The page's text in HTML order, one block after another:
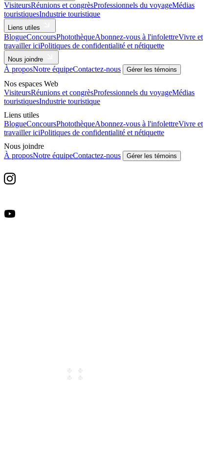
VisiteursRéunions et congrèsProfessionnels du voyageMédias
touristiquesIndustrie touristique
Liens utiles
BlogueConcoursPhotothèqueAbonnez-vous à l'infolettreVivre et
travailler iciPolitiques de confidentialité et nétiquette
Nous joindre
À proposNotre équipeContactez-nous Gérer les témoins
Nos espaces Web
VisiteursRéunions et congrèsProfessionnels du voyageMédias
touristiquesIndustrie touristique
Liens utiles
BlogueConcoursPhotothèqueAbonnez-vous à l'infolettreVivre et
travailler iciPolitiques de confidentialité et nétiquette
Nous joindre
À proposNotre équipeContactez-nous Gérer les témoins